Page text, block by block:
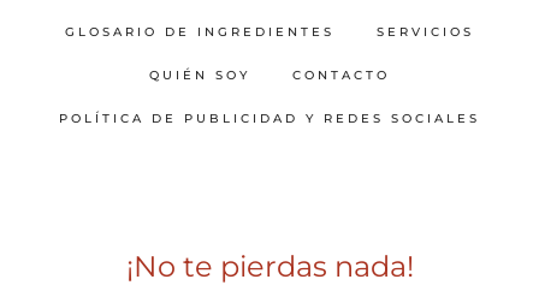
GLOSARIO DE INGREDIENTES SERVICIOS
QUIÉN SOY CONTACTO
POLÍTICA DE PUBLICIDAD Y REDES SOCIALES
¡No te pierdas nada!